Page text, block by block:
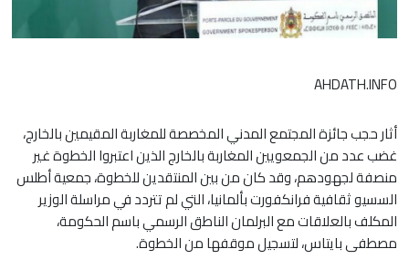
AHDATH.INFO
أثار حجب جائزة المجتمع المدني المخصصة للمغاربة المقيمين بالخارج،
غضب عدد من الجمعويين المغاربة بالخارج الذين اعتبروا الخطوة غير
منصفة لجهودهم، وقد كان من بين المنتقدين للخطوة، جمعية أطلس
السسيو ثقافية فرانكفورت بألمانيا، التي لم تتردد في مراسلة الوزير
المكلف بالعلاقات مع البرلمان الناطق الرسمي باسم الحكومة،
مصطفى بايتاس، لتسجيل موقفها من الخطوة.